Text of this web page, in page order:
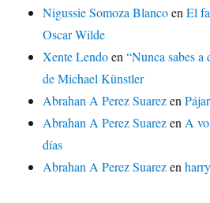
Nigussie Somoza BlancoenEl
Oscar Wilde
Xente Lendoen“Nunca sabes
de Michael Künstler
Abrahan A Perez Suarezen
Abrahan A Perez Suarezen A
días
Abrahan A Perez Suarezen